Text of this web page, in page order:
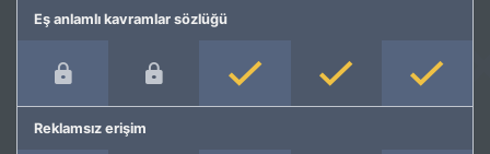
Eş anlamlı kavramlar sözlüğü
Reklamsız erişim